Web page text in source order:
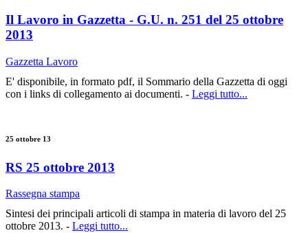
Il Lavoro in Gazzetta - G.U. n. 251 del 25 ottobre
2013
Gazzetta Lavoro
E' disponibile, in formato pdf, il Sommario della Gazzetta di oggi
con i links di collegamento ai documenti. - Leggi tutto...
25 ottobre 13
RS 25 ottobre 2013
Rassegna stampa
Sintesi dei principali articoli di stampa in materia di lavoro del 25
ottobre 2013. - Leggi tutto...